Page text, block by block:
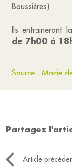
Boussières)
Ils entraineront la
de 7h00 à
Source : Mairie
Partagez
Article